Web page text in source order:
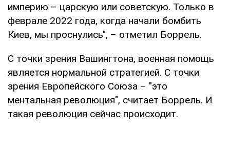
империю – царскую или советскую. Только в
феврале 2022 года, когда начали бомбить
Киев, мы проснулись", – отметил Боррель.
С точки зрения Вашингтона, военная помощь
является нормальной стратегией. С точки
зрения Европейского Союза – "это
ментальная революция", считает Боррель. И
такая революция сейчас происходит.